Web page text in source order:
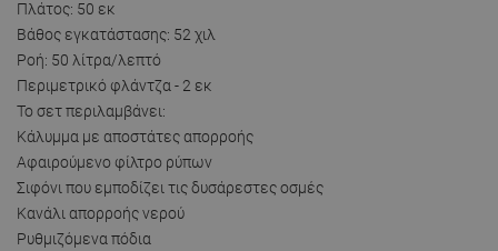
Πλάτος: 50 εκ
Βάθος εγκατάστασης: 52 χιλ
Ροή: 50 λίτρα/λεπτό
Περιμετρικό φλάντζα - 2 εκ
Το σετ περιλαμβάνει:
Κάλυμμα με αποστάτες απορροής
Αφαιρούμενο φίλτρο ρύπων
Σιφόνι που εμποδίζει τις δυσάρεστες οσμές
Κανάλι απορροής νερού
Ρυθμιζόμενα πόδια